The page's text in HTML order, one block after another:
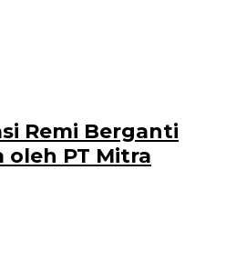
Remi Berganti
oleh PT Mitra